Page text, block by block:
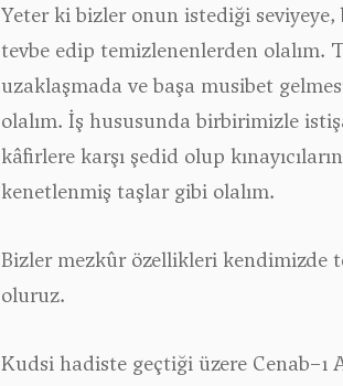
Yeter ki bizler onun istediği
tevbe edip temizlenenlerden
uzaklaşmada ve başa musibet
olalım. İş hususunda birbirimizle
kâfirlere karşı şedid olup
kenetlenmiş taşlar gibi olalım.
Bizler mezkûr özellikleri kendimizde
oluruz.
Kudsi hadiste geçtiği üzere